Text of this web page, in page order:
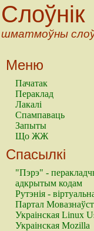
Слоўнік
шматмоўны
Меню
Пачатак
Пераклад
Лакалі
Спампаваць
Запыты
Що ЖЖ
Спасылкі
"Пэрэ" -
адкрытым кодам
Рутэнія -
Партал
Украінская Linux
Украінская Mozilla